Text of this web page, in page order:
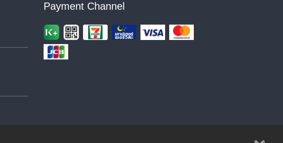
Payment Channel